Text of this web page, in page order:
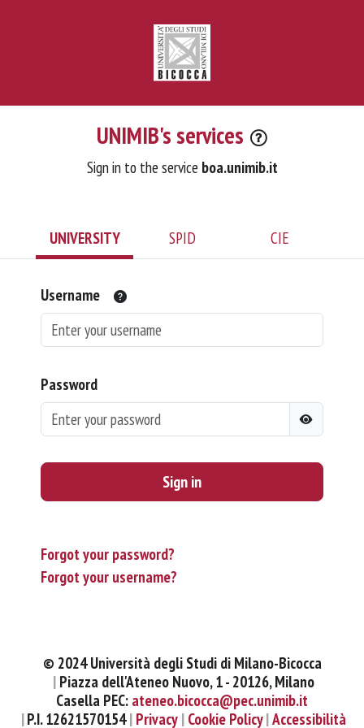
UNIMIB's services
Sign in to the service boa.unimib.it
UNIVERSITY SPID CIE
Username
Password
Sign in
Forgot your password?
Forgot your username?
© 2024 Università degli Studi di Milano-Bicocca
Piazza dell'Ateneo Nuovo, 1 - 20126, Milano
Casella PEC: ateneo.bicocca@pec.unimib.it
P.I. 12621570154 Privacy Cookie Policy Accessibilità